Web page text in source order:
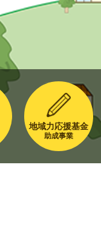
地域力応援基金
助成事業